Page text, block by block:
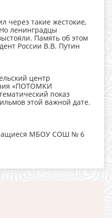
через такие жестокие,
ленинградцы
Память об этом
России В.В. Путин
центр
«ПОТОМКИ
показ
этой важной дате.
МБОУ СОШ № 6